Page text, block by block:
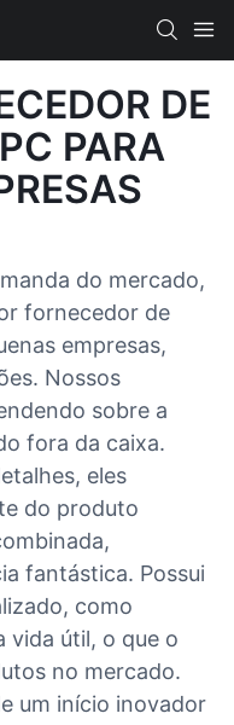
DE
PARA
do mercado,
fornecedor de
empresas,
Nossos
sobre a
fora da caixa.
eles
do produto
fantástica. Possui
como
vida útil, o que o
no mercado.
um início inovador